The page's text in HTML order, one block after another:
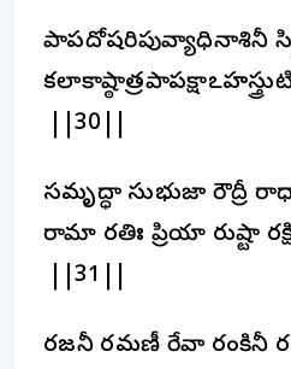
పాపదోషరిపువ్యాధినాశినీ
||30||
సమృద్ధా సుభుజా రౌద్రీ
రామా రతిః ప్రియా రుష్టా
||31||
రజనీ రమణీ రేవా రంకినీ